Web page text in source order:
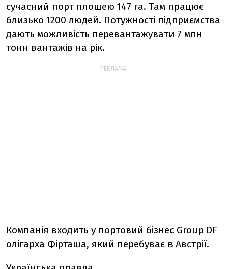
сучасний порт площею 147 га. Там працює
близько 1200 людей. Потужності підприємства
дають можливість перевантажувати 7 млн
тонн вантажів на рік.
РЕКЛАМА:
Компанія входить у портовий бізнес Group DF
олігарха Фірташа, який перебуває в Австрії.